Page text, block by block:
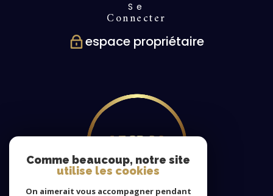
Se
connecter
espace propriétaire
Comme beaucoup, notre site
utilise les cookies
On aimerait vous accompagner pendant